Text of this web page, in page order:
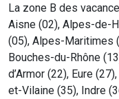
La zone B des
Aisne (02), Alpes-de-
(05), Alpes-Maritimes
Bouches-du-Rhône
d’Armor (22), Eure
et-Vilaine (35), Indre